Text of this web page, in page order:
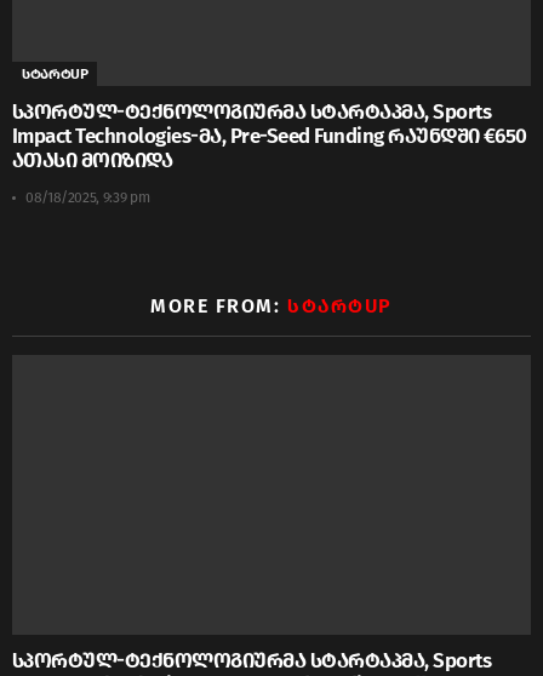
სტარტUP
სპორტულ-ტექნოლოგიურმა სტარტაპმა, Sports
Impact Technologies-მა, Pre-Seed Funding რაუნდში €650
ათასი მოიზიდა
08/18/2025, 9:39 pm
MORE FROM:ᲡᲢᲐᲠᲢUP
სპორტულ-ტექნოლოგიურმა სტარტაპმა, Sports